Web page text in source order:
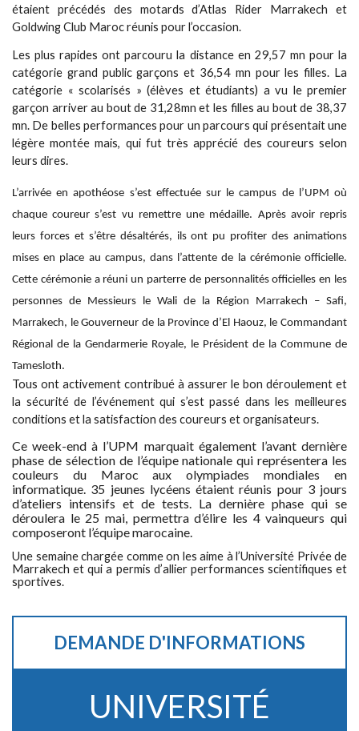
étaient précédés des motards d’Atlas Rider Marrakech et
Goldwing Club Maroc réunis pour l’occasion.
Les plus rapides ont parcouru la distance en 29,57 mn pour la
catégorie grand public garçons et 36,54 mn pour les filles. La
catégorie « scolarisés » (élèves et étudiants) a vu le premier
garçon arriver au bout de 31,28mn et les filles au bout de 38,37
mn. De belles performances pour un parcours qui présentait une
légère montée mais, qui fut très apprécié des coureurs selon
leurs dires.
L’arrivée en apothéose s’est effectuée sur le campus de l’UPM où
chaque coureur s’est vu remettre une médaille. Après avoir repris
leurs forces et s’être désaltérés, ils ont pu profiter des animations
mises en place au campus, dans l’attente de la cérémonie officielle.
Cette cérémonie a réuni un parterre de personnalités officielles en les
personnes de Messieurs le Wali de la Région Marrakech – Safi,
Marrakech, le Gouverneur de la Province d’El Haouz, le Commandant
Régional de la Gendarmerie Royale, le Président de la Commune de
Tamesloth.
Tous ont activement contribué à assurer le bon déroulement et
la sécurité de l’événement qui s’est passé dans les meilleures
conditions et la satisfaction des coureurs et organisateurs.
Ce week-end à l’UPM marquait également l’avant dernière
phase de sélection de l’équipe nationale qui représentera les
couleurs du Maroc aux olympiades mondiales en
informatique. 35 jeunes lycéens étaient réunis pour 3 jours
d’ateliers intensifs et de tests. La dernière phase qui se
déroulera le 25 mai, permettra d’élire les 4 vainqueurs qui
composeront l’équipe marocaine.
Une semaine chargée comme on les aime à l’Université Privée de
Marrakech et qui a permis d’allier performances scientifiques et
sportives.
DEMANDE D'INFORMATIONS
UNIVERSITÉ